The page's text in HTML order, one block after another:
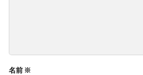
名前 ※